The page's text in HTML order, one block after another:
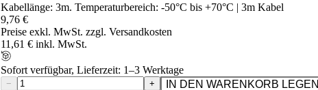
Kabellänge: 3m. Temperaturbereich: -50°C bis +70°C | 3m Kabel
9,76 €
Preise exkl. MwSt. zzgl. Versandkosten
11,61 € inkl. MwSt.
Sofort verfügbar, Lieferzeit: 1–3 Werktage
− +
IN DEN WARENKORB LEGEN